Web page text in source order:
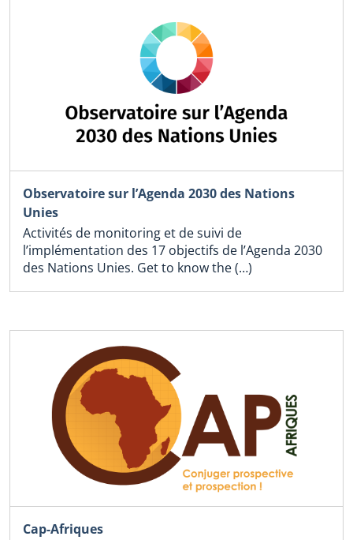
Observatoire sur l’Agenda 2030 des Nations
Unies
Activités de monitoring et de suivi de
l’implémentation des 17 objectifs de l’Agenda 2030
des Nations Unies. Get to know the (…)
Cap-Afriques